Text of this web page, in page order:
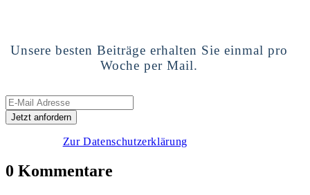
Unsere besten Beiträge erhalten Sie einmal pro
Woche per Mail.
Zur Datenschutzerklärung
0 Kommentare